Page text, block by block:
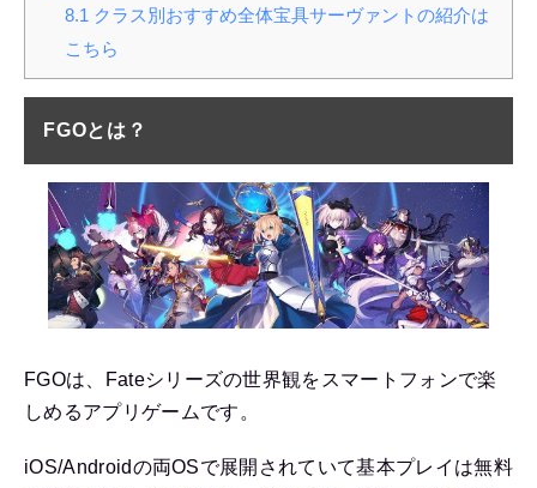
8.1 クラス別おすすめ全体宝具サーヴァントの紹介は
こちら
FGOとは？
FGOは、Fateシリーズの世界観をスマートフォンで楽
しめるアプリゲームです。
iOS/Androidの両OSで展開されていて基本プレイは無料